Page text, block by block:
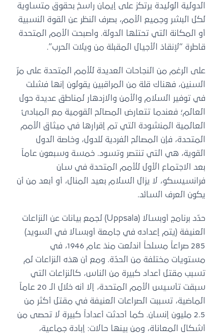
الدولية الوليدة يرتكز على إيمان راسخ بحقوق متساوية
لكل البشر وجميع الأمم، بصرف النظر عن القوة النسبية
أو المكانة التي تحتلها الدولة. وأصبحت الأمم المتحدة
قاطرة “لإنقاذ الأجيال المقبلة من ويلات الحرب”.
على الرغم من النجاحات العديدة للأمم المتحدة على مرّ
السنين، فهناك قلة من المراقبين يقولون إنها فشلت
في توفير السلام والأمن والازدهار لمناطق عديدة حول
العالم؛ فعندما تتعارض المصالح القومية مع المبادئ
العالمية المنشودة التي تم إقرارها في ميثاق الأمم
المتحدة، فإن المصالح الفردية للدول، وخاصة الدول
القوية، هي التي تنتصر وتسود. خمسة وسبعون عاماً
بعد الاجتماع الأول للأمم المتحدة في سان
فرانسيسكو، لا يزال السلام بعيد المنال، أو أبعد من أن
يكون العرف السائد.
حدّد برنامج أوبسالا (Uppsala) لجمع بيانات عن النزاعات
العنيفة (يتم إعداده في جامعة أوبسالا في السويد)
285 صراعاً مسلحاً اندلعت منذ عام 1946، في
مستويات مختلفة من الحدّة. ومع أن هذه النزاعات لم
تسبب مقتل أعداد كبيرة من الناس، كالنزاعات التي
سبقت تأسيس الأمم المتحدة، إلا أنه خلال الـ 20 عاماً
الماضية، تسببت الصراعات العنيفة في مقتل أكثر من
2.5 مليون إنسان. كما أحدثت أعداداً كبيرة لا تحصى من
أشكال المعاناة، ومن بينها حالات: إبادة جماعية،